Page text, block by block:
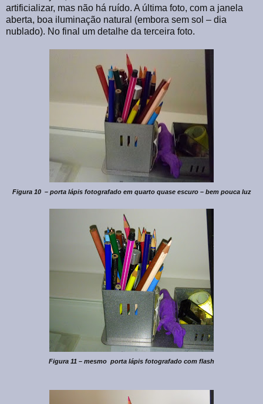
artificializar, mas não há ruído. A última foto, com a janela
aberta, boa iluminação natural (embora sem sol – dia
nublado). No final um detalhe da terceira foto.
Figura 10 – porta lápis fotografado em quarto quase escuro – bem pouca luz
Figura 11 – mesmo porta lápis fotografado com flash